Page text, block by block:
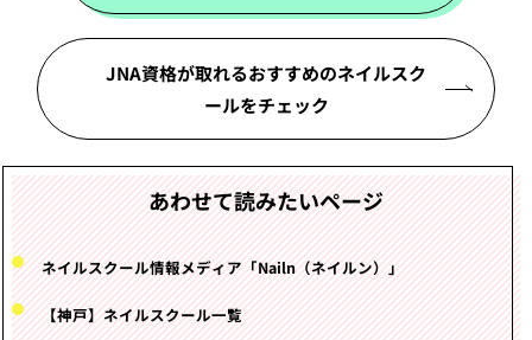
JNA資格が取れるおすすめのネイルスク
ールをチェック
あわせて読みたいページ
ネイルスクール情報メディア「Nailn（ネイルン）」
【神戸】ネイルスクール一覧